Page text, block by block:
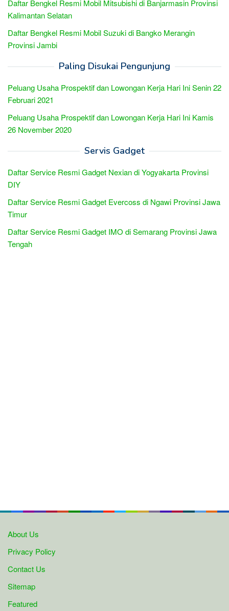
Daftar Bengkel Resmi Mobil Mitsubishi di Banjarmasin Provinsi
Kalimantan Selatan
Daftar Bengkel Resmi Mobil Suzuki di Bangko Merangin
Provinsi Jambi
Paling Disukai Pengunjung
Peluang Usaha Prospektif dan Lowongan Kerja Hari Ini Senin 22
Februari 2021
Peluang Usaha Prospektif dan Lowongan Kerja Hari Ini Kamis
26 November 2020
Servis Gadget
Daftar Service Resmi Gadget Nexian di Yogyakarta Provinsi
DIY
Daftar Service Resmi Gadget Evercoss di Ngawi Provinsi Jawa
Timur
Daftar Service Resmi Gadget IMO di Semarang Provinsi Jawa
Tengah
About Us
Privacy Policy
Contact Us
Sitemap
Featured